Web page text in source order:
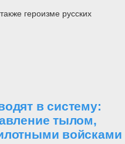
героизме русских
в систему:
тылом,
войсками